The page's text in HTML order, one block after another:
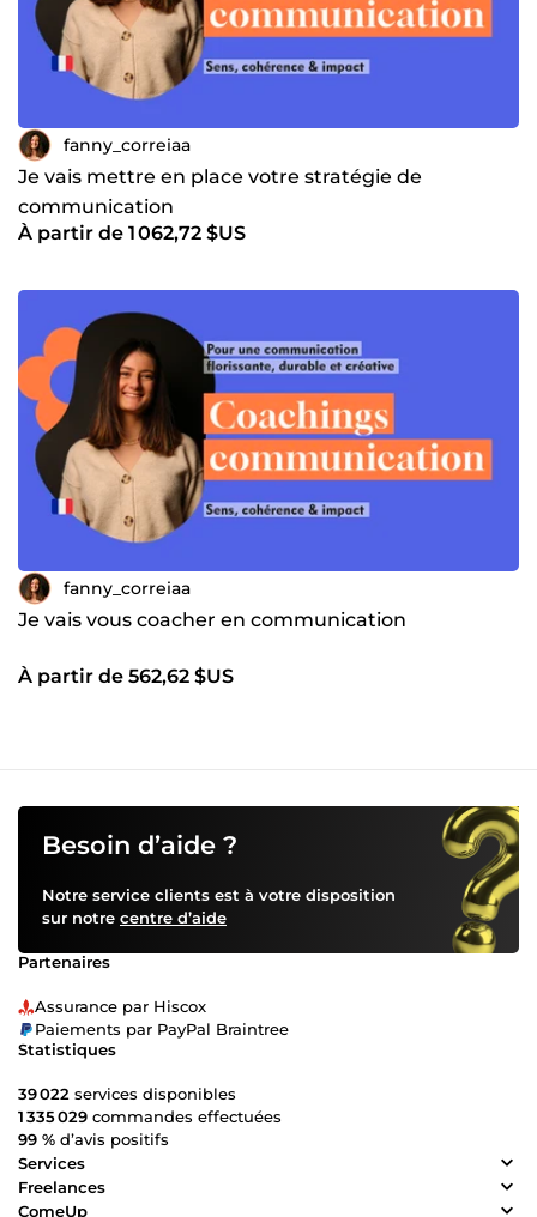
fanny_correiaa
Je vais mettre en place votre stratégie de
communication
À partir de 1 062,72 $US
fanny_correiaa
Je vais vous coacher en communication
À partir de 562,62 $US
Besoin d’aide ?
Notre service clients est à votre disposition
sur notre centre d’aide
Partenaires
Assurance par Hiscox
Paiements par PayPal Braintree
Statistiques
39 022 services disponibles
1 335 029 commandes effectuées
99 % d’avis positifs
Services
Freelances
ComeUp